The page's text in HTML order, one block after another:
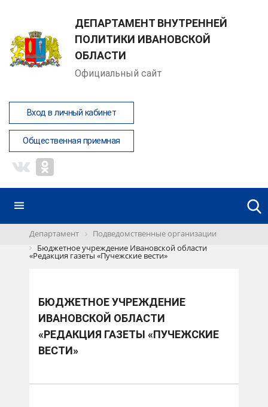
ДЕПАРТАМЕНТ ВНУТРЕННЕЙ
ПОЛИТИКИ ИВАНОВСКОЙ
ОБЛАСТИ
Официальный сайт
Вход в личный кабинет
Общественная приемная
Департамент
Подведомственные организации
Бюджетное учреждение Ивановской области
«Редакция газеты «Пучежские вести»
БЮДЖЕТНОЕ УЧРЕЖДЕНИЕ
ИВАНОВСКОЙ ОБЛАСТИ
«РЕДАКЦИЯ ГАЗЕТЫ «ПУЧЕЖСКИЕ
ВЕСТИ»